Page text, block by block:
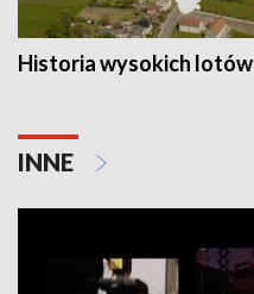
Historia wysokich lotów
INNE